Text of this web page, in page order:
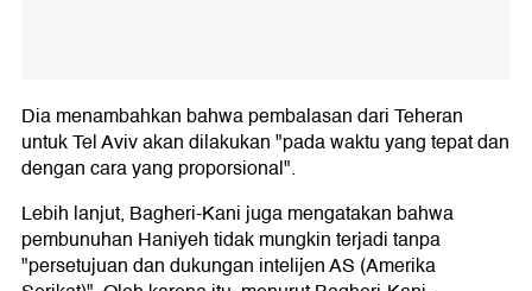
Dia menambahkan bahwa pembalasan dari Teheran
untuk Tel Aviv akan dilakukan "pada waktu yang tepat dan
dengan cara yang proporsional".
Lebih lanjut, Bagheri-Kani juga mengatakan bahwa
pembunuhan Haniyeh tidak mungkin terjadi tanpa
"persetujuan dan dukungan intelijen AS (Amerika